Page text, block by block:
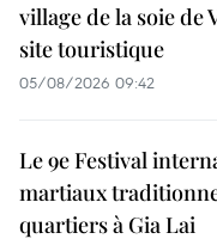
village de la soie de
site touristique
05/08/2026 09:42
Le 9e Festival
martiaux
quartiers à Gia Lai